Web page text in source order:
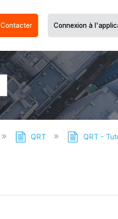
Contacter Connexion à
QRT QRT -